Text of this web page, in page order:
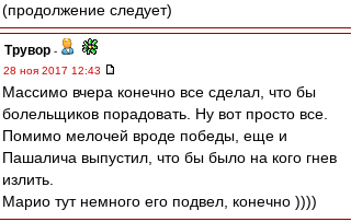
(продолжение следует)
Трувор -
28 ноя 2017 12:43
Массимо вчера конечно все сделал, что бы
болельщиков порадовать. Ну вот просто все.
Помимо мелочей вроде победы, еще и
Пашалича выпустил, что бы было на кого гнев
излить.
Марио тут немного его подвел, конечно ))))